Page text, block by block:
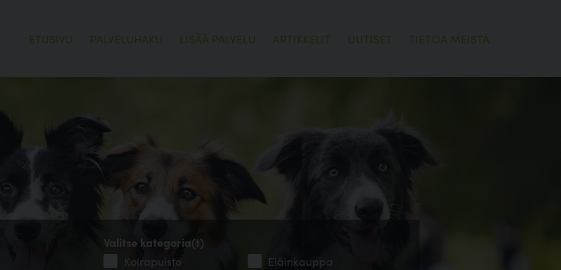
ETUSIVU PALVELUHAKU LISÄÄ PALVELU ARTIKKELIT UUTISET TIETOA MEISTÄ
Valitse kategoria(t)
Koirapuisto
Eläinkauppa